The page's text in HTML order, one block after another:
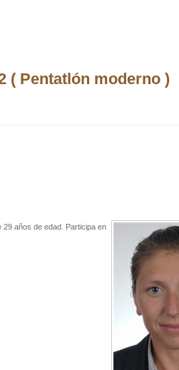
( Pentatlón moderno )
29 años de edad. Participa en